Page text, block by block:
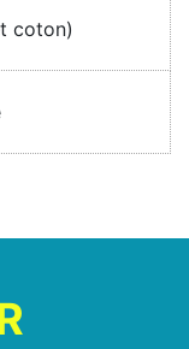
coton)